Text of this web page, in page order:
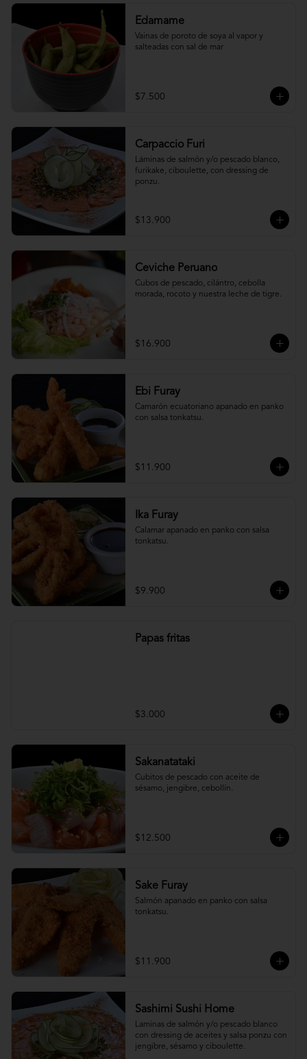
Edamame
Vainas de poroto de soya al vapor y
salteadas con sal de mar
$7.500
Carpaccio Furi
Láminas de salmón y/o pescado blanco,
furikake, ciboulette, con dressing de
ponzu.
$13.900
Ceviche Peruano
Cubos de pescado, cilántro, cebolla
morada, rocoto y nuestra leche de tigre.
$16.900
Ebi Furay
Camarón ecuatoriano apanado en panko
con salsa tonkatsu.
$11.900
Ika Furay
Calamar apanado en panko con salsa
tonkatsu.
$9.900
Papas fritas
$3.000
Sakanatataki
Cubitos de pescado con aceite de
sésamo, jengibre, cebollín.
$12.500
Sake Furay
Salmón apanado en panko con salsa
tonkatsu.
$11.900
Sashimi Sushi Home
Laminas de salmón y/o pescado blanco
con dressing de aceites y salsa ponzu con
jengibre, sésamo y ciboulette.